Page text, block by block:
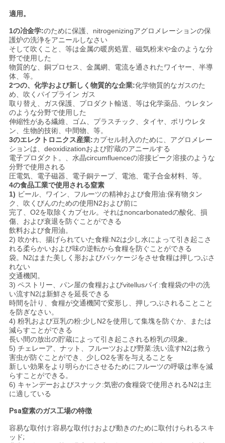
て
く
だ
さ
い
NEWS
地
図
プ
ラ
イ
バ
シ
ー
ポ
リ
シ
ー
適用。
1の冶金学:のために保護、nitrogenizingアグロメレーションの保
護炉の洗浄をアニールしなさい
そして吹くこと、等は金属の暖房処置、磁気粉末や金のような分
野で使用した
物質的な、銅プロセス、金属網、電流を通されたワイヤー、半導
体、等。
2つの、化学および新しく物質的な企業:化学物質的なガスのた
め、吹くパイプライン ガス
取り替え、ガス保護、プロダクト輸送、等は化学薬品、ウレタン
のような分野で使用した
伸縮性がある繊維、ゴム、プラスチック、タイヤ、ポリウレタ
ン、生物的技術、中間物、等。
3のエレクトロニクス産業:カプセル封入のために、アグロメレー
ションは、deoxidizationおよび貯蔵のアニールする
電子プロダクト。、水晶circumfluenceの溶接ピーク溶接のような
分野で使用される
圧電気、電子磁器、電子銅テープ、電池、電子合金材料、等。
4の食品工業で使用される窒素
1) ビール、ワイン、フルーツの精神および食用油:保有物タン
ク、吹くびんのための使用N2および前に
完了、O2を取除くカプセル。それはnoncarbonatedの酸化、損
傷、および衰退を防ぐことができる
飲料および食用油。
2) 吹かれ、揚げられていた食糧:N2は少し水によって引き起こさ
れる柔らかいおよび味の逆転から食糧を防ぐことができる
袋。N2はまた美しく形およびパッケージをさせ食糧は押しつぶさ
れない
交通機関。
3) ペストリー、パン屋の食糧およびvitellusパイ:食糧袋の中の洗
い流すN2は新鮮さを延長できる
時間を計り、食糧が交通機関で変形し、押しつぶされることこと
を防ぎなさい。
4) 粉乳および豆乳の粉:少しN2を使用して集塊を防ぐか、または
減らすことができる
長い間の放出の貯蔵によって引き起こされる粉乳の現象。
5) チェレーア、ナット、フルーツおよび野菜:洗い流すN2は救う
害虫が防ぐことができ、少しO2を害を与えることを
新しい効果をより明らかにさせるためにフルーツの呼吸は率を減
らすことができる。
6) キャンデーおよびスナック:気密の食糧袋で使用されるN2は主
に適している
Psa窒素のガス工場の特徴
容易な取付け:容易な取付けおよび動きのために取付けられるスキ
ッド;